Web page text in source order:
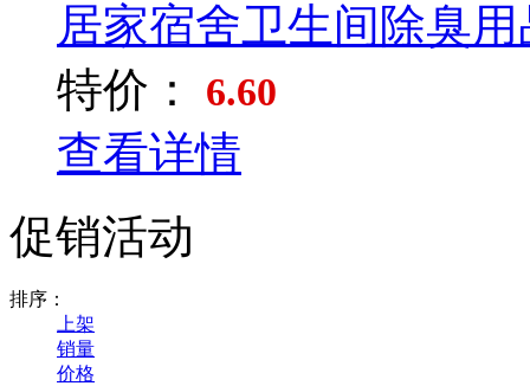
居家宿舍卫生间除臭
特价：
6.60
查看详情
促销活动
排序：
上架
销量
价格